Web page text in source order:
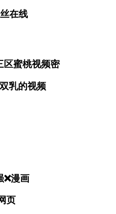
在线
区蜜桃视频密
乳的视频
漫画
页